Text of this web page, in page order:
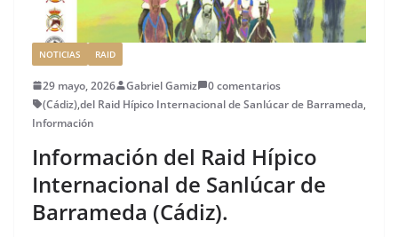
NOTICIAS RAID
29 mayo, 2026 Gabriel Gamiz
0 comentarios
(Cádiz),del Raid Hípico Internacional de Sanlúcar de Barrameda,
Información
Información del Raid Hípico
Internacional de Sanlúcar de
Barrameda (Cádiz).